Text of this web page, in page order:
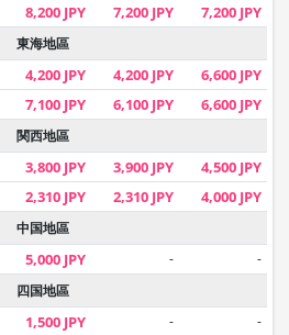
8,200 JPY 7,200 JPY 7,200 JPY
東海地區
4,200 JPY 4,200 JPY 6,600 JPY
7,100 JPY 6,100 JPY 6,600 JPY
関西地區
3,800 JPY 3,900 JPY 4,500 JPY
2,310 JPY 2,310 JPY 4,000 JPY
中国地區
5,000 JPY -
-
四国地區
1,500 JPY -
-